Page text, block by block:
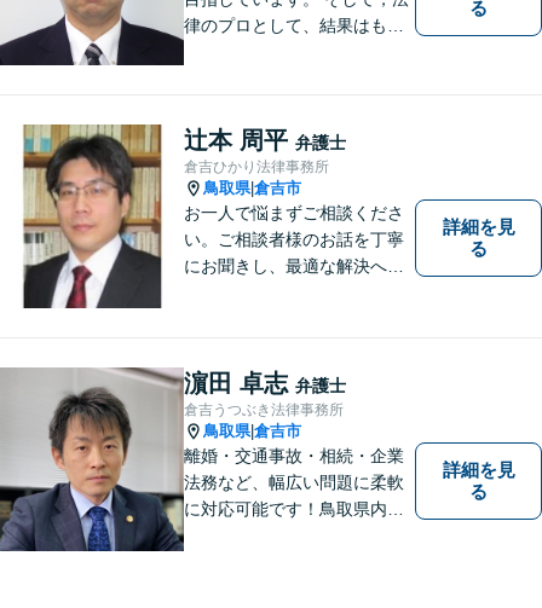
律のプロとして、結果はもち
依頼者様の心を理解し，寄り
添いながら問題い解決のサポ
ートを心がけています。
る
辻本 周平 弁護士
倉吉ひかり法律事務所
鳥取県|倉吉市
お一人で悩まずご相談くださ
い。ご相談者様のお話を丁寧
にお聞きし、最適な解決へと
詳細を見
る
濵田 卓志 弁護士
倉吉うつぶき法律事務所
鳥取県|倉吉市
離婚・交通事故・相続・企業
法務など、幅広い問題に柔軟
に対応可能です！鳥取県内の
詳細を見
る